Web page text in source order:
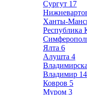
Сургут 17
Ханты-
Республика
Ялта 6
Алушта 4
Владимир 14
Ковров 5
Муром 3